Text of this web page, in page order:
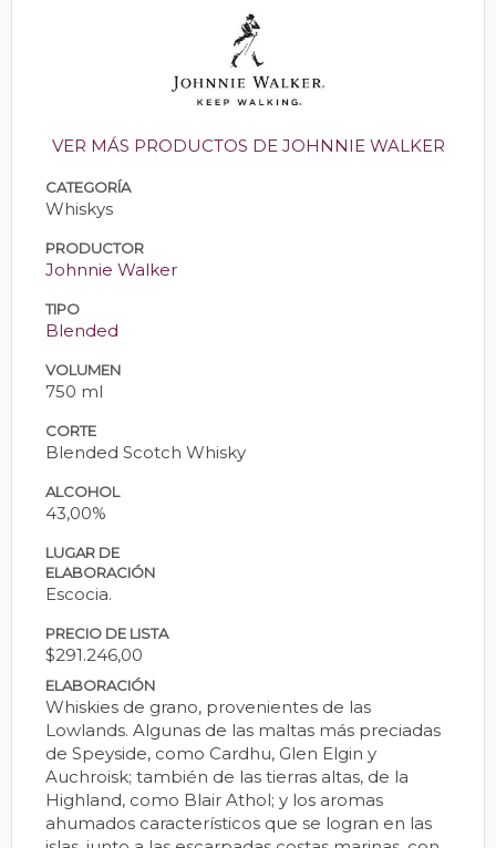
VER MÁS PRODUCTOS DE JOHNNIE WALKER
CATEGORÍA
Whiskys
PRODUCTOR
Johnnie Walker
TIPO
Blended
VOLUMEN
750 ml
CORTE
Blended Scotch Whisky
ALCOHOL
43,00%
LUGAR DE
ELABORACIÓN
Escocia.
PRECIO DE LISTA
$291.246,00
ELABORACIÓN
Whiskies de grano, provenientes de las
Lowlands. Algunas de las maltas más preciadas
de Speyside, como Cardhu, Glen Elgin y
Auchroisk; también de las tierras altas, de la
Highland, como Blair Athol; y los aromas
ahumados característicos que se logran en las